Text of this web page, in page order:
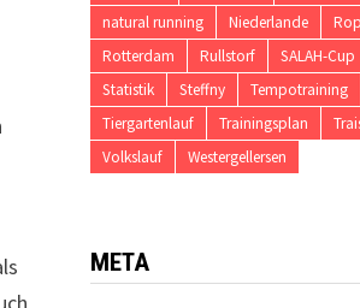
natural running
Niederlande
Rotterdam
Rullstorf SALAH-Cup
Statistik
Steffny Tempotraining
Tiergartenlauf
Trainingsplan
Volkslauf
Westergellersen
META